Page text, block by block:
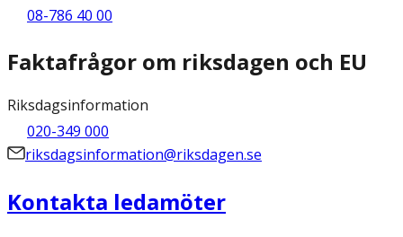
08-786 40 00
Faktafrågor om riksdagen och EU
Riksdagsinformation
020-349 000
riksdagsinformation@riksdagen.se
Kontakta ledamöter